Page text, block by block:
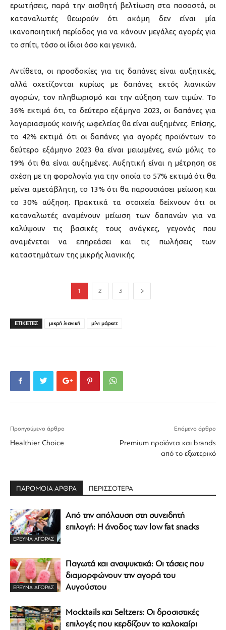
ερωτήσεις, παρά την αισθητή βελτίωση στα ποσοστά, οι
καταναλωτές θεωρούν ότι ακόμη δεν είναι μία
ικανοποιητική περίοδος για να κάνουν μεγάλες αγορές για
το σπίτι, τόσο οι ίδιοι όσο και γενικά.
Αντίθετα, οι προσδοκίες για τις δαπάνες είναι αυξητικές,
αλλά σχετίζονται κυρίως με δαπάνες εκτός λιανικών
αγορών, τον πληθωρισμό και την αύξηση των τιμών. Το
36% εκτιμά ότι, το δεύτερο εξάμηνο 2023, οι δαπάνες για
λογαριασμούς κοινής ωφελείας θα είναι αυξημένες. Επίσης,
το 42% εκτιμά ότι οι δαπάνες για αγορές προϊόντων το
δεύτερο εξάμηνο 2023 θα είναι μειωμένες, ενώ μόλις το
19% ότι θα είναι αυξημένες. Αυξητική είναι η μέτρηση σε
σχέση με τη φορολογία για την οποία το 57% εκτιμά ότι θα
μείνει αμετάβλητη, το 13% ότι θα παρουσιάσει μείωση και
το 30% αύξηση. Πρακτικά τα στοιχεία δείχνουν ότι οι
καταναλωτές αναμένουν μείωση των δαπανών για να
καλύψουν τις βασικές τους ανάγκες, γεγονός που
αναμένεται να επηρεάσει και τις πωλήσεις των
καταστημάτων της μικρής λιανικής.
1 2 3
ΕΤΙΚΕΤΕΣ μικρή λιανική μίνι μάρκετ
Προηγούμενο άρθρο
Healthier Choice
Επόμενο άρθρο
Premium προϊόντα και brands
από το εξωτερικό
ΠΑΡΟΜΟΙΑ ΑΡΘΡΑ ΠΕΡΙΣΣΟΤΕΡΑ
ΕΡΕΥΝΑ ΑΓΟΡΑΣ
Από την απόλαυση στη συνειδητή
επιλογή: Η άνοδος των low fat snacks
ΕΡΕΥΝΑ ΑΓΟΡΑΣ
Παγωτά και αναψυκτικά: Οι τάσεις που
διαμορφώνουν την αγορά του
Αυγούστου
Mocktails και Seltzers: Οι δροσιστικές
επιλογές που κερδίζουν το καλοκαίρι